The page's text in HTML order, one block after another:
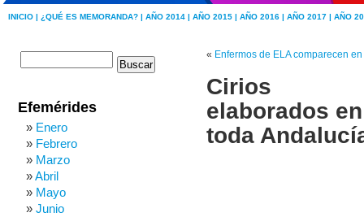
INICIO | ¿QUÉ ES MEMORANDA? | AÑO 2014 | AÑO 2015 | AÑO 2016 | AÑO 2017 | AÑO
« Enfermos de ELA comparecen
Cirios
elaborados
toda
Efemérides
Enero
Febrero
Marzo
Abril
Mayo
Junio